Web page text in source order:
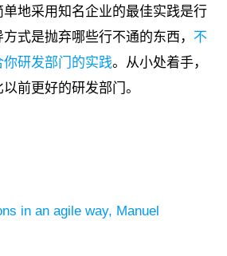
地采用知名企业的最佳实践是行
式是抛弃哪些行不通的东西， 不
研发部门的实践。从小处着手，
前更好的研发部门。
in an agile way, Manuel